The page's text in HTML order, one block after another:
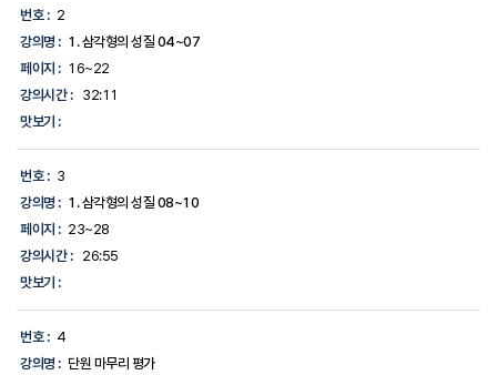
대
한
보
를
공
다.
번호 : 2
강의명 : 1. 삼각형의 성질 04~07
페이지 : 16~22
강의시간 :
32:11
맛보기 :
번호 : 3
강의명 : 1. 삼각형의 성질 08~10
페이지 : 23~28
강의시간 :
26:55
맛보기 :
번호 : 4
강의명 : 단원 마무리 평가